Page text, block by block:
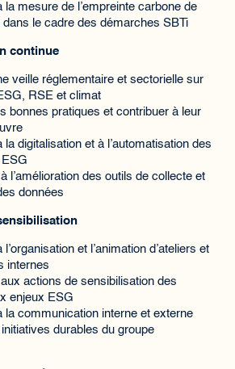
la mesure de l’empreinte carbone de
dans le cadre des démarches SBTi
continue
veille réglementaire et sectorielle sur
RSE et climat
bonnes pratiques et contribuer à leur
la digitalisation et à l’automatisation des
l’amélioration des outils de collecte et
données
l’organisation et l’animation d’ateliers et
internes
actions de sensibilisation des
enjeux ESG
la communication interne et externe
durables du groupe